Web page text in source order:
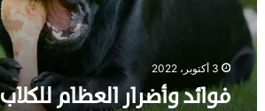
ر
ا
3 أكتوبر، 2022
فوائد وأضرار العظام للكلاب